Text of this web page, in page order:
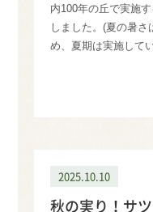
内100年の丘で実施
しました。(夏の暑
め、夏期は実施して
2025.10.10
秋の実り！サ